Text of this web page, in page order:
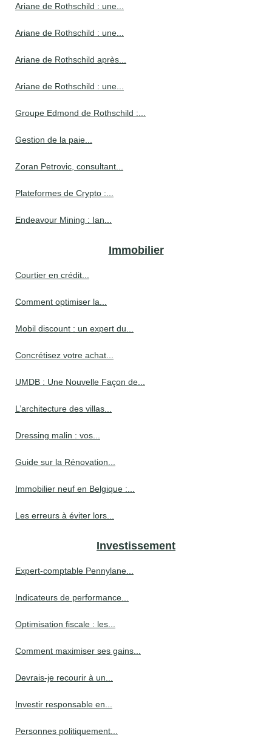
Ariane de Rothschild : une...
Ariane de Rothschild : une...
Ariane de Rothschild après...
Ariane de Rothschild : une...
Groupe Edmond de Rothschild :...
Gestion de la paie...
Zoran Petrovic, consultant...
Plateformes de Crypto :...
Endeavour Mining : Ian...
Immobilier
Courtier en crédit...
Comment optimiser la...
Mobil discount : un expert du...
Concrétisez votre achat...
UMDB : Une Nouvelle Façon de...
L’architecture des villas...
Dressing malin : vos...
Guide sur la Rénovation...
Immobilier neuf en Belgique :...
Les erreurs à éviter lors...
Investissement
Expert-comptable Pennylane...
Indicateurs de performance...
Optimisation fiscale : les...
Comment maximiser ses gains...
Devrais-je recourir à un...
Investir responsable en...
Personnes politiquement...